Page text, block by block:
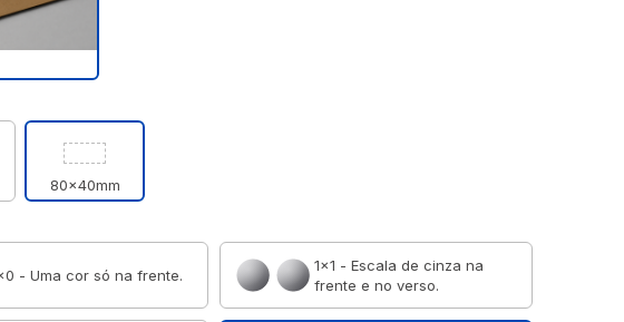
80x40mm
- Uma cor só na frente.
1×1 - Escala de cinza na
frente e no verso.